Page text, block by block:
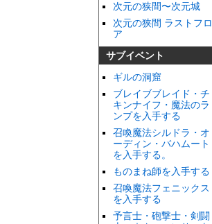
次元の狭間〜次元城
次元の狭間 ラストフロ
ア
サブイベント
ギルの洞窟
ブレイブブレイド・チ
キンナイフ・魔法のラ
ンプを入手する
召喚魔法シルドラ・オ
ーディン・バハムート
を入手する。
ものまね師を入手する
召喚魔法フェニックス
を入手する
予言士・砲撃士・剣闘